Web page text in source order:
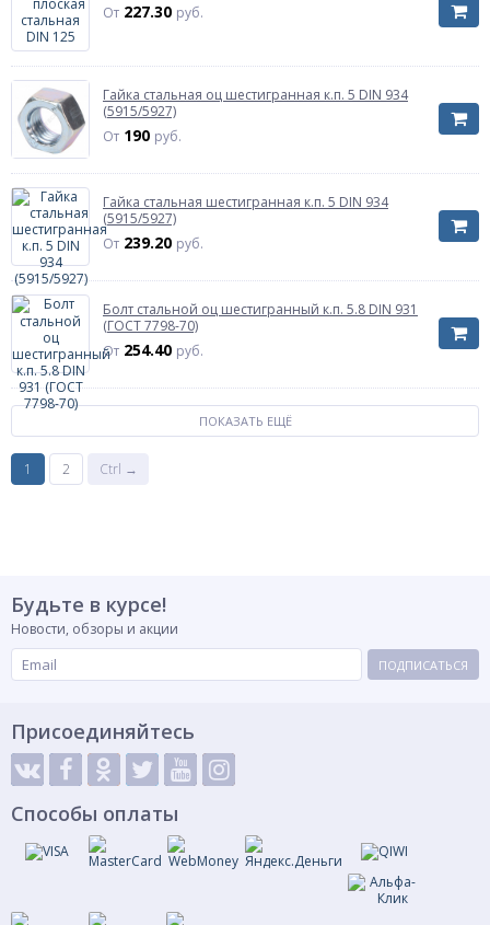
От 227.30 руб.
Гайка стальная оц шестигранная к.п. 5 DIN 934
(5915/5927)
От 190 руб.
Гайка стальная шестигранная к.п. 5 DIN 934
(5915/5927)
От 239.20 руб.
Болт стальной оц шестигранный к.п. 5.8 DIN 931
(ГОСТ 7798-70)
От 254.40 руб.
ПОКАЗАТЬ ЕЩЁ
1 2 Ctrl →
Будьте в курсе!
Новости, обзоры и акции
ПОДПИСАТЬСЯ
Присоединяйтесь
Способы оплаты